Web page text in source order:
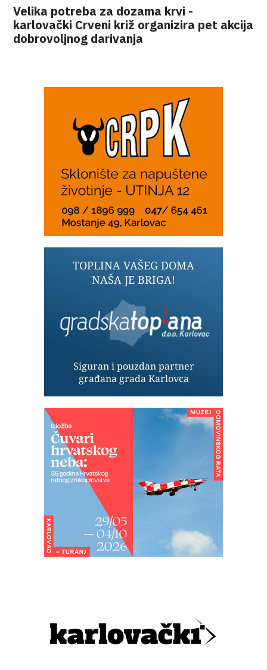
Velika potreba za dozama krvi -
karlovački Crveni križ organizira pet akcija
dobrovoljnog darivanja